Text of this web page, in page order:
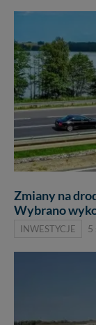
Zmiany na
Wybrano
INWESTYCJE 5